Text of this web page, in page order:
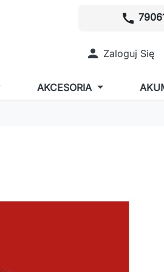
call
 Zaloguj Się
AKCESORIA